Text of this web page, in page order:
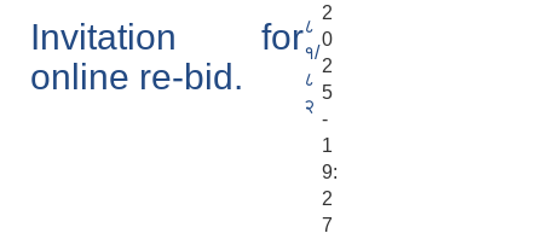
Invitation for
online re-bid.
८
१/
८
२
2
0
2
5
-
1
9:
2
7